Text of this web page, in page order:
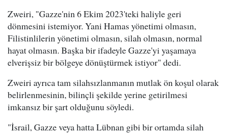
Zweiri, "Gazze'nin 6 Ekim 2023'teki haliyle geri
dönmesini istemiyor. Yani Hamas yönetimi olmasın,
Filistinlilerin yönetimi olmasın, silah olmasın, normal
hayat olmasın. Başka bir ifadeyle Gazze'yi yaşamaya
elverişsiz bir bölgeye dönüştürmek istiyor" dedi.
Zweiri ayrıca tam silahsızlanmanın mutlak ön koşul olarak
belirlenmesinin, bilinçli şekilde yerine getirilmesi
imkansız bir şart olduğunu söyledi.
"İsrail, Gazze veya hatta Lübnan gibi bir ortamda silah